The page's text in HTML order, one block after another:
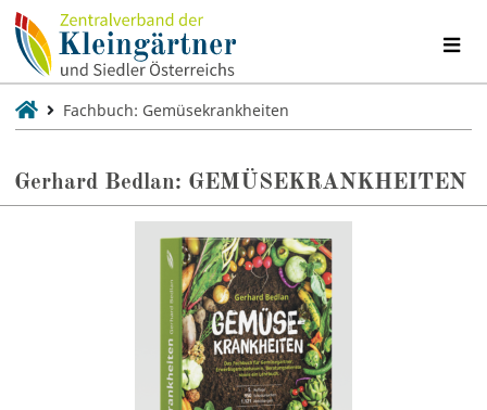
Fachbuch: Gemüsekrankheiten
Gerhard Bedlan: GEMÜSEKRANKHEITEN